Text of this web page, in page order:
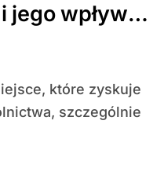
jego wpływ
szczególnie